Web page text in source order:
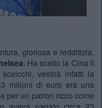
gloriosa e redditizia,
. Ha scelto la Cina il
vestirà infatti la
milioni di euro era una
per un patron ricco come